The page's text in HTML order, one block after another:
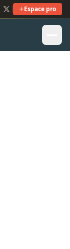
Espace pro